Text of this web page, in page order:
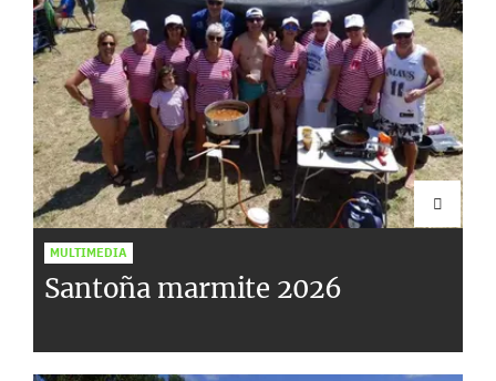
MULTIMEDIA
Santoña marmite 2026